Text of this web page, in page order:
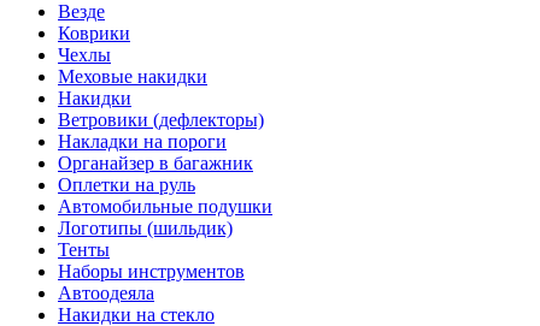
Везде
Коврики
Чехлы
Меховые накидки
Накидки
Ветровики (дефлекторы)
Накладки на пороги
Органайзер в багажник
Оплетки на руль
Автомобильные подушки
Логотипы (шильдик)
Тенты
Наборы инструментов
Автоодеяла
Накидки на стекло